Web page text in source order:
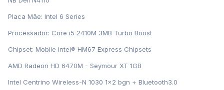
Placa Mãe: Intel 6 Series
Processador: Core i5 2410M 3MB Turbo Boost
Chipset: Mobile Intel® HM67 Express Chipsets
AMD Radeon HD 6470M - Seymour XT 1GB
Intel Centrino Wireless-N 1030 1x2 bgn + Bluetooth3.0